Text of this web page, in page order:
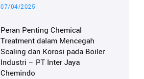
07/04/2025
Peran Penting Chemical
Treatment dalam Mencegah
Scaling dan Korosi pada Boiler
Industri – PT Inter Jaya
Chemindo